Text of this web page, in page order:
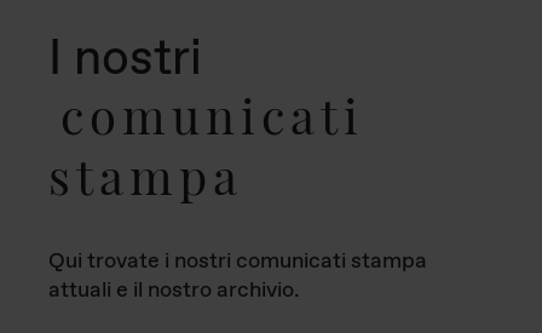
I nostri
comunicati
stampa
Qui trovate i nostri comunicati stampa
attuali e il nostro archivio.